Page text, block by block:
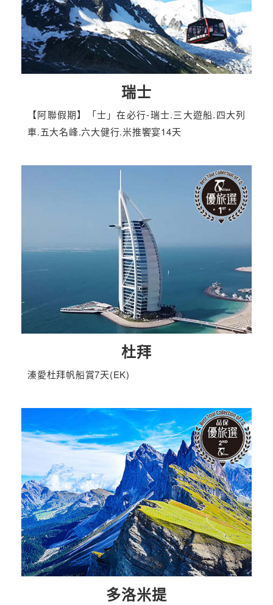
瑞士
【阿聯假期】「士」在必行-瑞士.三大遊船.四大列
車.五大名峰.六大健行.米推饗宴14天
杜拜
溱愛杜拜帆船賞7天(EK)
多洛米提